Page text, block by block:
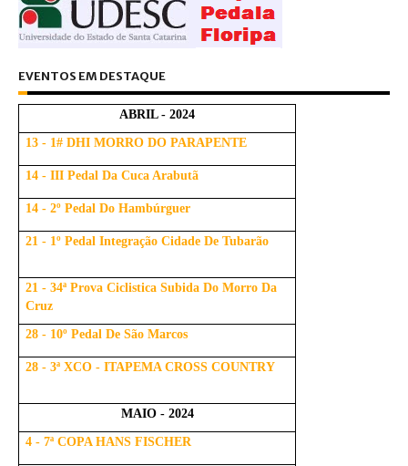
EVENTOS EM DESTAQUE
ABRIL - 2024
13 - 1# DHI MORRO DO PARAPENTE
14 - III Pedal Da Cuca Arabutã
14 - 2º Pedal Do Hambúrguer
21 - 1º Pedal Integração Cidade De Tubarão
21 - 34ª Prova Ciclistica Subida Do Morro Da
Cruz
28 - 10º Pedal De São Marcos
28 - 3ª XCO - ITAPEMA CROSS COUNTRY
MAIO - 2024
4 - 7ª COPA HANS FISCHER